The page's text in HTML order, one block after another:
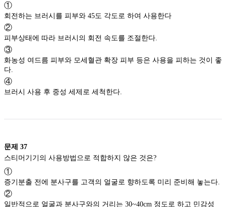
①
회전하는 브러시를 피부와 45도 각도로 하여 사용한다
②
피부상태에 따라 브러시의 회전 속도를 조절한다.
③
화농성 여드름 피부와 모세혈관 확장 피부 등은 사용을 피하는 것이 좋
다.
④
브러시 사용 후 중성 세제로 세척한다.
문제 37
①
증기분출 전에 분사구를 고객의 얼굴로 향하도록 미리 준비해 놓는다.
②
일반적으로 얼굴과 분사구와의 거리는 30~40cm 정도로 하고 민감성